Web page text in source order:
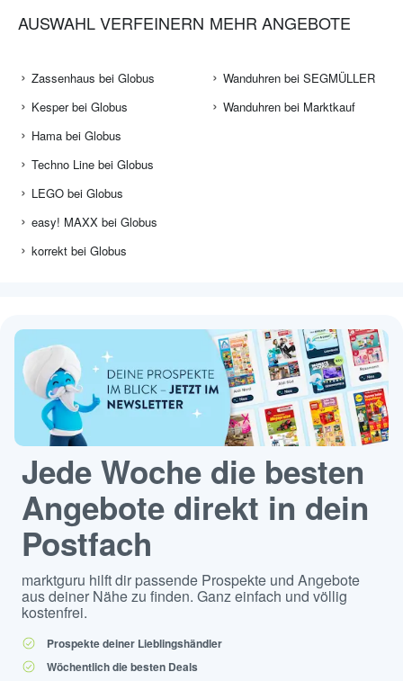
AUSWAHL VERFEINERN
Zassenhaus bei Globus
Kesper bei Globus
Hama bei Globus
Techno Line bei Globus
LEGO bei Globus
easy! MAXX bei Globus
korrekt bei Globus
MEHR ANGEBOTE
Wanduhren bei SEGMÜLLER
Wanduhren bei Marktkauf
Jede Woche die besten
Angebote direkt in dein
Postfach
marktguru hilft dir passende Prospekte und Angebote
aus deiner Nähe zu finden. Ganz einfach und völlig
kostenfrei.
Prospekte deiner Lieblingshändler
Wöchentlich die besten Deals